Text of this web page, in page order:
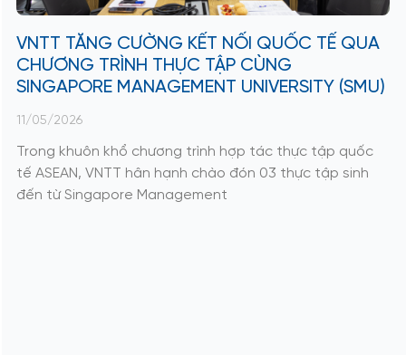
VNTT TĂNG CƯỜNG KẾT NỐI QUỐC TẾ QUA
CHƯƠNG TRÌNH THỰC TẬP CÙNG
SINGAPORE MANAGEMENT UNIVERSITY (SMU)
11/05/2026
Trong khuôn khổ chương trình hợp tác thực tập quốc
tế ASEAN, VNTT hân hạnh chào đón 03 thực tập sinh
đến từ Singapore Management